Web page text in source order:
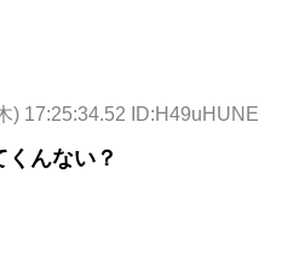
) 17:25:34.52 ID:H49uHUNE
んない？